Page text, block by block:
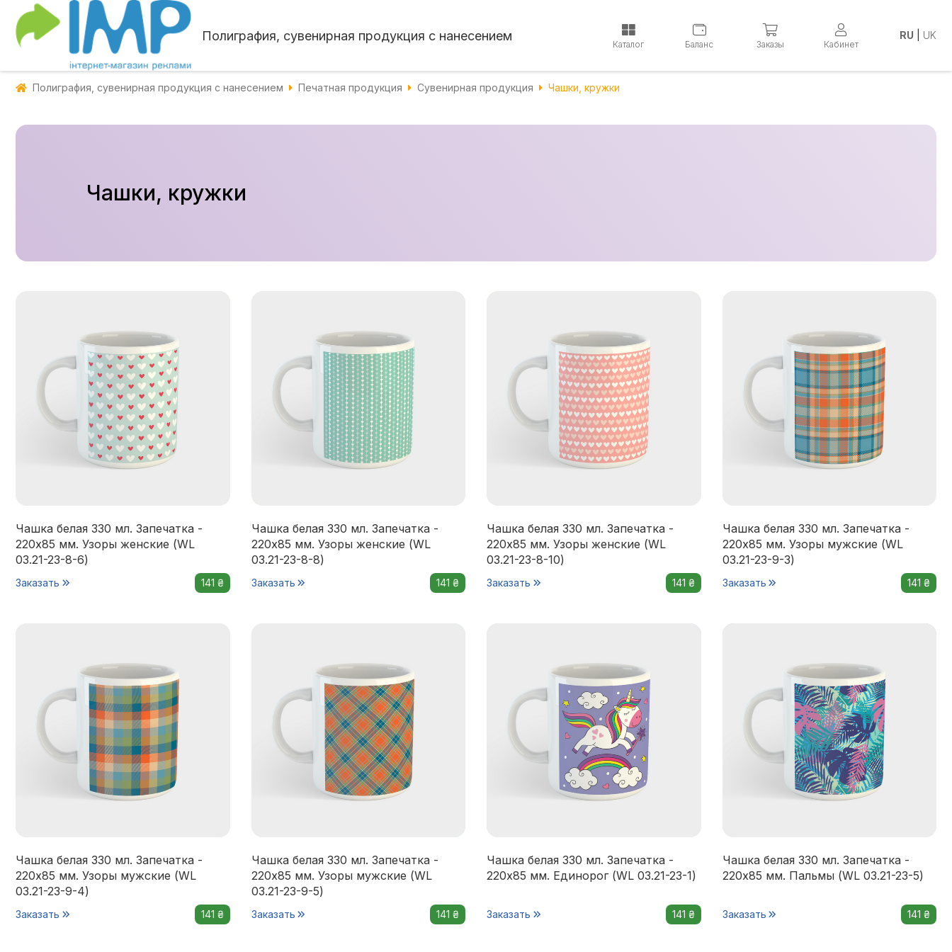
Полиграфия, сувенирная продукция с нанесением
Каталог Баланс Заказы Кабинет
RU UK
Полиграфия, сувенирная продукция с нанесением Печатная продукция Сувенирная продукция Чашки, кружки
Чашки, кружки
Чашка белая 330 мл. Запечатка -
220x85 мм. Узоры женские (WL
03.21-23-8-6)
Заказать 141 ₴
Чашка белая 330 мл. Запечатка -
220x85 мм. Узоры женские (WL
03.21-23-8-8)
Заказать 141 ₴
Чашка белая 330 мл. Запечатка -
220x85 мм. Узоры женские (WL
03.21-23-8-10)
Заказать 141 ₴
Чашка белая 330 мл. Запечатка -
220x85 мм. Узоры мужские (WL
03.21-23-9-3)
Заказать 141 ₴
Чашка белая 330 мл. Запечатка -
220x85 мм. Узоры мужские (WL
03.21-23-9-4)
Заказать 141 ₴
Чашка белая 330 мл. Запечатка -
220x85 мм. Узоры мужские (WL
03.21-23-9-5)
Заказать 141 ₴
Чашка белая 330 мл. Запечатка -
220x85 мм. Единорог (WL 03.21-23-1)
Заказать 141 ₴
Чашка белая 330 мл. Запечатка -
220x85 мм. Пальмы (WL 03.21-23-5)
Заказать 141 ₴